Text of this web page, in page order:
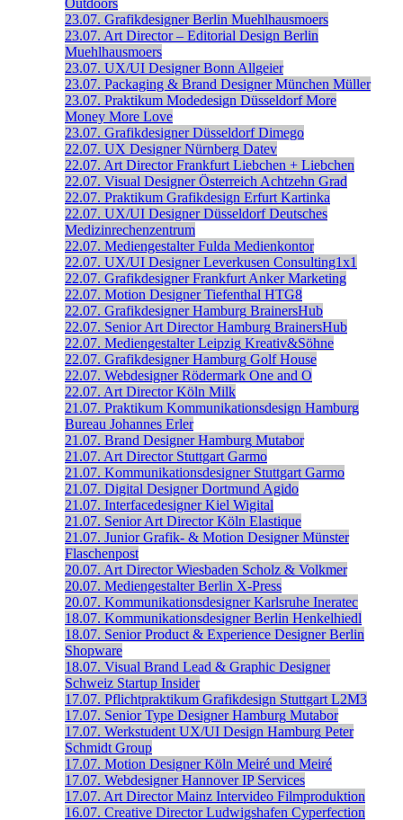
23.07. Grafikdesigner Berlin Muehlhausmoers
23.07. Art Director – Editorial Design Berlin
Muehlhausmoers
23.07. UX/UI Designer Bonn Allgeier
23.07. Packaging & Brand Designer München Müller
23.07. Praktikum Modedesign Düsseldorf More
Money More Love
23.07. Grafikdesigner Düsseldorf Dimego
22.07. UX Designer Nürnberg Datev
22.07. Art Director Frankfurt Liebchen + Liebchen
22.07. Visual Designer Österreich Achtzehn Grad
22.07. Praktikum Grafikdesign Erfurt Kartinka
22.07. UX/UI Designer Düsseldorf Deutsches
Medizinrechenzentrum
22.07. Mediengestalter Fulda Medienkontor
22.07. UX/UI Designer Leverkusen Consulting1x1
22.07. Grafikdesigner Frankfurt Anker Marketing
22.07. Motion Designer Tiefenthal HTG8
22.07. Grafikdesigner Hamburg BrainersHub
22.07. Senior Art Director Hamburg BrainersHub
22.07. Mediengestalter Leipzig Kreativ&Söhne
22.07. Grafikdesigner Hamburg Golf House
22.07. Webdesigner Rödermark One and O
22.07. Art Director Köln Milk
21.07. Praktikum Kommunikationsdesign Hamburg
Bureau Johannes Erler
21.07. Brand Designer Hamburg Mutabor
21.07. Art Director Stuttgart Garmo
21.07. Kommunikationsdesigner Stuttgart Garmo
21.07. Digital Designer Dortmund Agido
21.07. Interfacedesigner Kiel Wigital
21.07. Senior Art Director Köln Elastique
21.07. Junior Grafik- & Motion Designer Münster
Flaschenpost
20.07. Art Director Wiesbaden Scholz & Volkmer
20.07. Mediengestalter Berlin X-Press
20.07. Kommunikationsdesigner Karlsruhe Ineratec
18.07. Kommunikationsdesigner Berlin Henkelhiedl
18.07. Senior Product & Experience Designer Berlin
Shopware
18.07. Visual Brand Lead & Graphic Designer
Schweiz Startup Insider
17.07. Pflichtpraktikum Grafikdesign Stuttgart L2M3
17.07. Senior Type Designer Hamburg Mutabor
17.07. Werkstudent UX/UI Design Hamburg Peter
Schmidt Group
17.07. Motion Designer Köln Meiré und Meiré
17.07. Webdesigner Hannover IP Services
17.07. Art Director Mainz Intervideo Filmproduktion
16.07. Creative Director Ludwigshafen Cyperfection